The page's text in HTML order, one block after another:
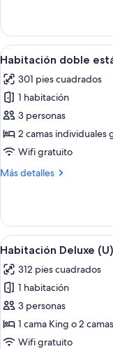
estándar
(L)
Abrir
todas
las
fotos
de
Habitación
doble
(E)
4
Habitación doble
301 pies cuadrados
1 habitación
3 personas
2 camas individuales
Wifi gratuito
Más detalles
Más
doble
estándar
(E)
Abrir
todas
las
fotos
de
Habitación
Deluxe
5
Habitación Deluxe (U)
312 pies cuadrados
1 habitación
3 personas
1 cama King o 2
Wifi gratuito